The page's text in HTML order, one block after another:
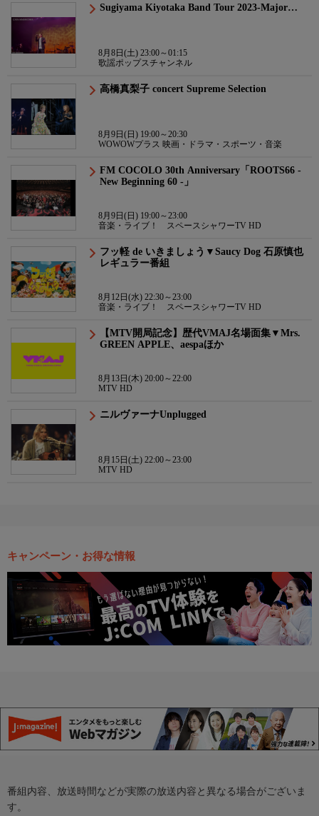
Sugiyama Kiyotaka Band Tour 2023-Major…
8月8日(土) 23:00～01:15
歌謡ポップスチャンネル
高橋真梨子 concert Supreme Selection
8月9日(日) 19:00～20:30
WOWOWプラス 映画・ドラマ・スポーツ・音楽
FM COCOLO 30th Anniversary「ROOTS66 -
New Beginning 60 -」
8月9日(日) 19:00～23:00
音楽・ライブ！ スペースシャワーTV HD
フッ軽 de いきましょう▼Saucy Dog 石原慎也
レギュラー番組
8月12日(水) 22:30～23:00
音楽・ライブ！ スペースシャワーTV HD
【MTV開局記念】歴代VMAJ名場面集▼Mrs.
GREEN APPLE、aespaほか
8月13日(木) 20:00～22:00
MTV HD
ニルヴァーナUnplugged
8月15日(土) 22:00～23:00
MTV HD
キャンペーン・お得な情報
番組内容、放送時間などが実際の放送内容と異なる場合がございま
す。